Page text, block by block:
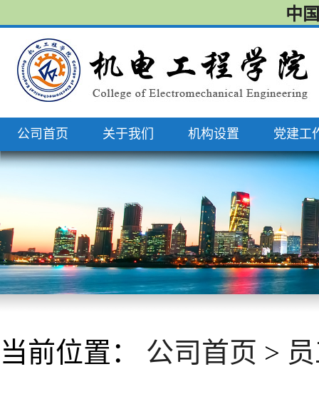
中
公司首页 关于我们 机构设置 党建工
当前位置： 公司首页 >